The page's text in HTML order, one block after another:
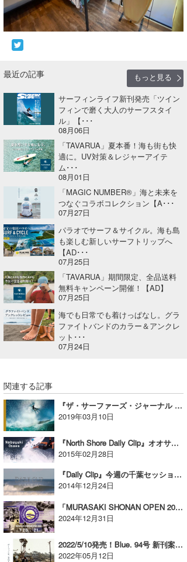
最近の記事
もっと見る
サーフィンライフ新刊発売「ツイン
フィンで磨く大人のサーフスタイ
ル」【･･･
08月06日
「TAVARUA」夏本番！海も街も快
適に。UV対策＆レジャーアイテ
ム･･･
08月01日
「MAGIC NUMBER®」海と未来を
つなぐコラボコレクション【A･･･
07月27日
パラオでサーフ＆サイクル。海も島
も楽しむ新しいサーフトリップへ
【AD･･･
07月25日
「TAVARUA」期間限定、全品送料
無料キャンペーン開催！【AD】
07月25日
海でも日常でも着けっぱなし。グラ
ファイトバンドのカラー＆アンクレ
ット･･･
07月24日
関連する記事
『ザ・サーファーズ・ジャーナル 日本版』8.6号（TSJ27.6）、3/15発売！【AD】
2019年03月10日
『North Shore Daily Clip』オオサワノブユキ＠バックドア
2015年02月28日
『Daily Clip』今週の千葉セッションです。
2014年12月24日
「MURASAKI SHONAN OPEN 2025」6年ぶり開催決定！【AD】
2024年12月31日
2022/5/10発売！Blue. 94号 新刊案内【AD】
2022年05月12日